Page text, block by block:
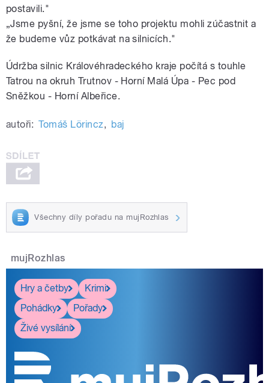
postavili."
„Jsme pyšní, že jsme se toho projektu mohli zúčastnit a
že budeme vůz potkávat na silnicích."
Údržba silnic Královéhradeckého kraje počítá s touhle
Tatrou na okruh Trutnov - Horní Malá Úpa - Pec pod
Sněžkou - Horní Albeřice.
autoři: Tomáš Lörincz, baj
Všechny díly pořadu na mujRozhlas
mujRozhlas
Hry a četby
Krimi
Pohádky
Pořady
Živé vysílání